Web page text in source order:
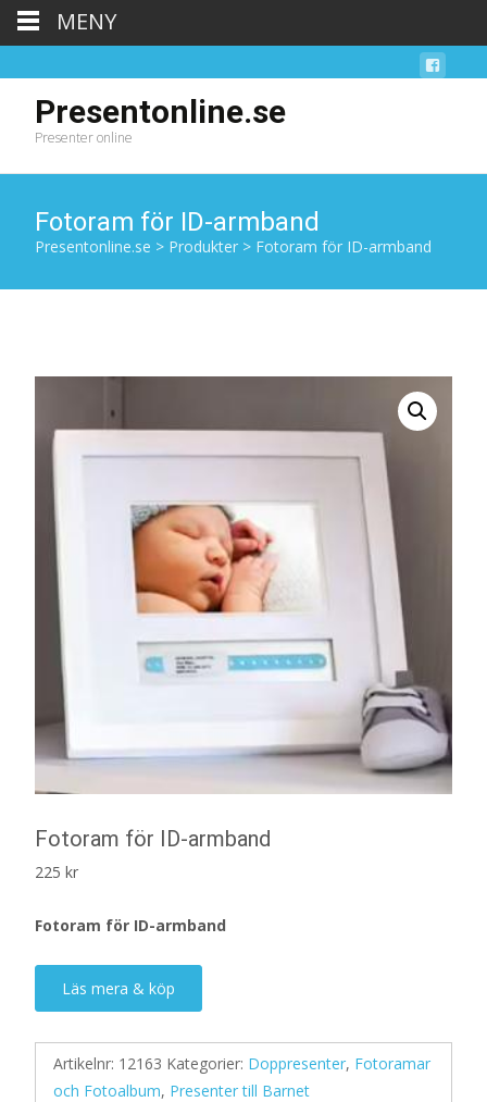
Presentonline.se
Presenter online
Fotoram för ID-armband
Presentonline.se > Produkter > Fotoram för ID-armband
Fotoram för ID-armband
225 kr
Fotoram för ID-armband
Läs mera & köp
Artikelnr: 12163 Kategorier: Doppresenter, Fotoramar
och Fotoalbum, Presenter till Barnet
MENY